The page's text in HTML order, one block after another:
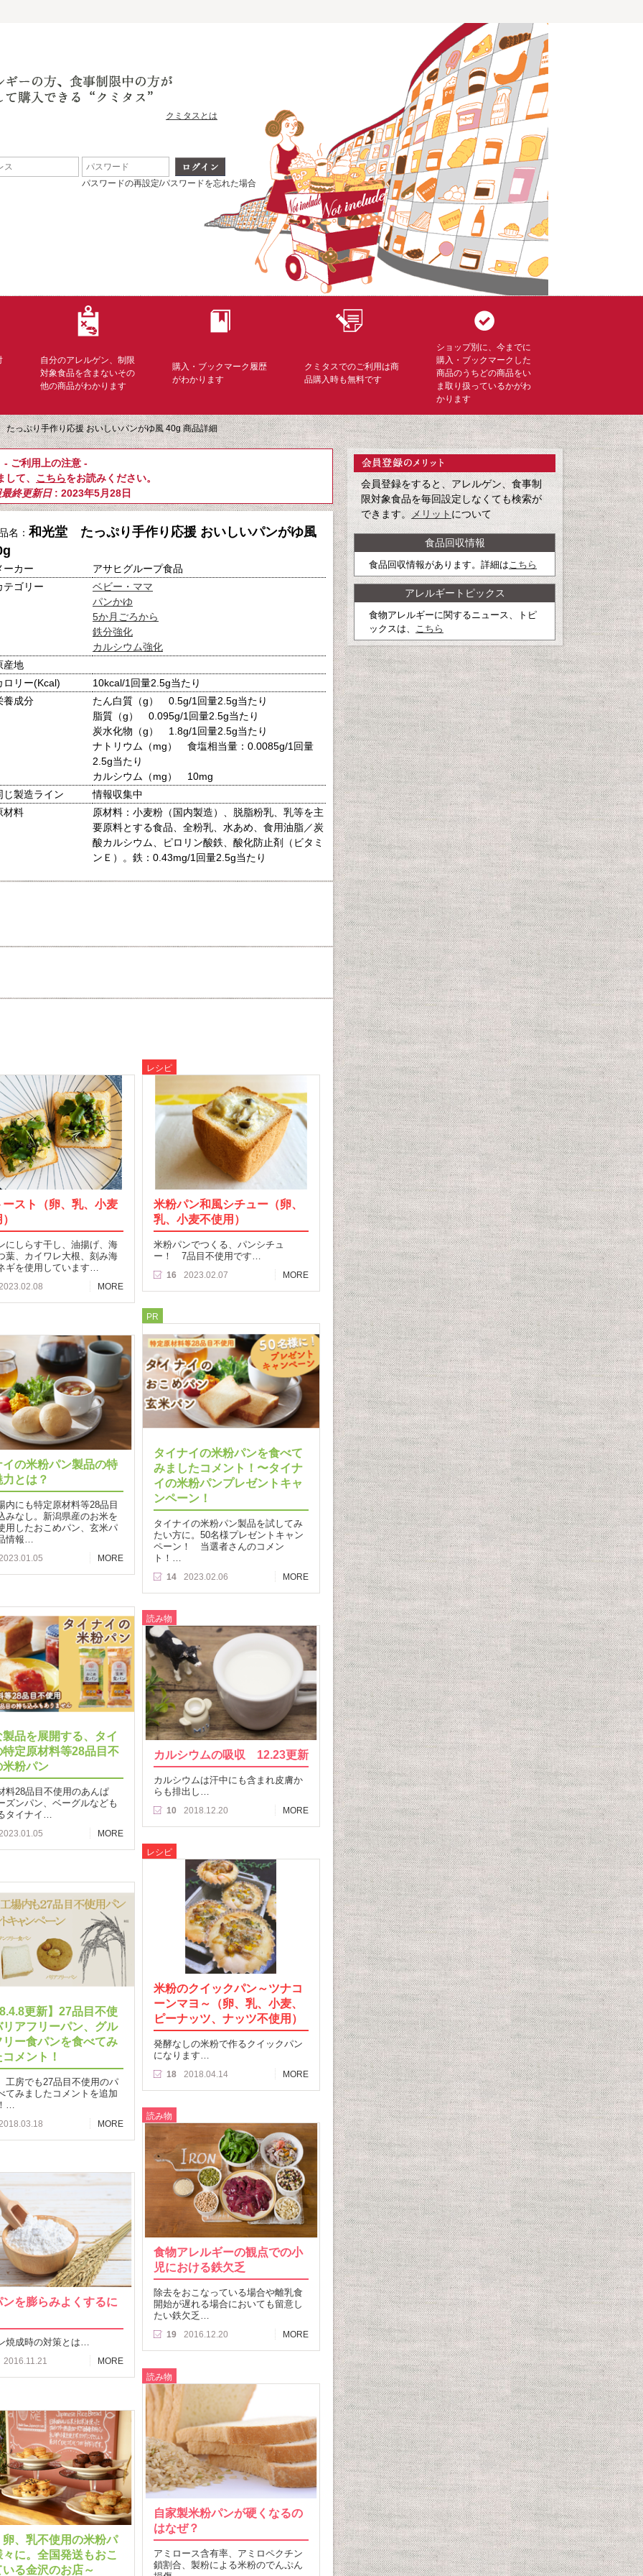
クミタスとは
パスワードの再設定/パスワードを忘れた場合
自分のアレルゲン、制限
対象食品を含まないその
他の商品がわかります
購入・ブックマーク履歴
がわかります
クミタスでのご利用は商
品購入時も無料です
ショップ別に、今までに
購入・ブックマークした
商品のうちどの商品をい
ま取り扱っているかがわ
かります
っぷり手作り応援 おいしいパンがゆ風 40g 商品詳細
- ご利用上の注意 -
て、 こちらをお読みください。
終更新日: 2023年5月28日
名： 和光堂 たっぷり手作り応援 おいしいパンがゆ風
ーカー
アサヒグループ食品
テゴリー
ベビー・ママ
パンかゆ
5か月ごろから
鉄分強化
カルシウム強化
産地
ロリー(Kcal)
10kcal/1回量2.5g当たり
養成分
たん白質（g） 0.5g/1回量2.5g当たり
脂質（g） 0.095g/1回量2.5g当たり
炭水化物（g） 1.8g/1回量2.5g当たり
ナトリウム（mg） 食塩相当量：0.0085g/1回量
2.5g当たり
カルシウム（mg） 10mg
じ製造ライン
情報収集中
材料
原材料：小麦粉（国内製造）、脱脂粉乳、乳等を主
要原料とする食品、全粉乳、水あめ、食用油脂／炭
酸カルシウム、ピロリン酸鉄、酸化防止剤（ビタミ
ンＥ）。鉄：0.43mg/1回量2.5g当たり
ースト（卵、乳、小麦
にしらす干し、油揚げ、海
葉、カイワレ大根、刻み海
ギを使用しています…
MORE
レシピ
米粉パン和風シチュー（卵、
乳、小麦不使用）
米粉パンでつくる、パンシチュ
ー！ 7品目不使用です…
16 2023.02.07 MORE
PR
タイナイの米粉パンを食べて
みましたコメント！〜タイナ
イの米粉パンプレゼントキャ
ンペーン！
タイナイの米粉パン製品を試してみ
たい方に。50名様プレゼントキャン
ペーン！ 当選者さんのコメン
ト！…
14 2023.02.06 MORE
イの米粉パン製品の特
とは？
内にも特定原材料等28品目
みなし。新潟県産のお米を
用したおこめパン、玄米パ
情報…
MORE
品を展開する、タイ
特定原材料等28品目不
米粉パン
料28品目不使用のあんぱ
ズンパン、ベーグルなども
タイナイ…
MORE
読み物
カルシウムの吸収 12.23更新
カルシウムは汗中にも含まれ皮膚か
らも排出し…
10 2018.12.20 MORE
レシピ
米粉のクイックパン～ツナコ
ーンマヨ～（卵、乳、小麦、
ピーナッツ、ナッツ不使用）
発酵なしの米粉で作るクイックパン
になります…
18 2018.04.14 MORE
更新】27品目不使
リアフリーパン、グル
リー食パンを食べてみ
メント！
工房でも27品目不使用のパ
てみましたコメントを追加
…
MORE
読み物
食物アレルギーの観点での小
児における鉄欠乏
除去をおこなっている場合や離乳食
開始が遅れる場合においても留意し
たい鉄欠乏…
19 2016.12.20 MORE
を膨らみよくするに
焼成時の対策とは…
2016.11.21
MORE
読み物
自家製米粉パンが硬くなるの
はなぜ？
アミロース含有率、アミロペクチン
鎖割合、製粉による米粉のでんぷん
卵、乳不使用の米粉パ
に。全国発送もおこ
る金沢のお店～
会員登録をすると、アレルゲン、食事制
限対象食品を毎回設定しなくても検索が
できます。メリットについて
食品回収情報
食品回収情報があります。詳細は こちら
アレルギートピックス
食物アレルギーに関するニュース、トピ
ックスは、
こちら